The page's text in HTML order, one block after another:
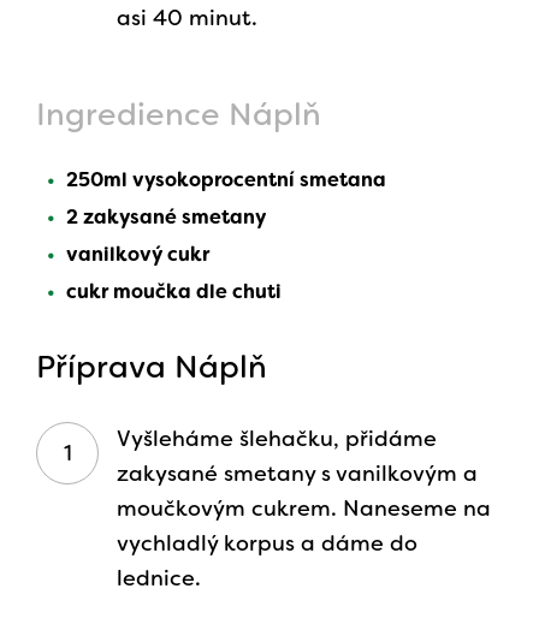
asi 40 minut.
Ingredience Náplň
250ml vysokoprocentní smetana
2 zakysané smetany
vanilkový cukr
cukr moučka dle chuti
Příprava Náplň
Vyšleháme šlehačku, přidáme
zakysané smetany s vanilkovým a
moučkovým cukrem. Naneseme na
vychladlý korpus a dáme do
lednice.